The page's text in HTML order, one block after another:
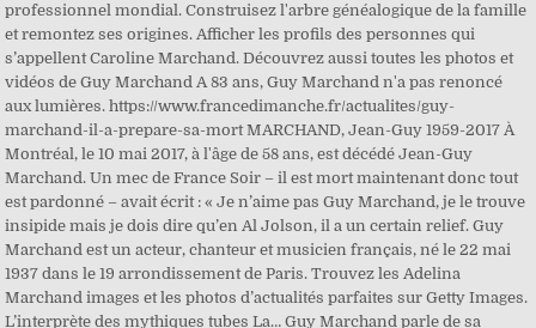
professionnel mondial. Construisez l'arbre généalogique de la famille
et remontez ses origines. Afficher les profils des personnes qui
s’appellent Caroline Marchand. Découvrez aussi toutes les photos et
vidéos de Guy Marchand A 83 ans, Guy Marchand n'a pas renoncé
aux lumières. https://www.francedimanche.fr/actualites/guy-
marchand-il-a-prepare-sa-mort MARCHAND, Jean-Guy 1959-2017 À
Montréal, le 10 mai 2017, à l'âge de 58 ans, est décédé Jean-Guy
Marchand. Un mec de France Soir – il est mort maintenant donc tout
est pardonné – avait écrit : « Je n’aime pas Guy Marchand, je le trouve
insipide mais je dois dire qu’en Al Jolson, il a un certain relief. Guy
Marchand est un acteur, chanteur et musicien français, né le 22 mai
1937 dans le 19 arrondissement de Paris. Trouvez les Adelina
Marchand images et les photos d’actualités parfaites sur Getty Images.
L’interprète des mythiques tubes La… Guy Marchand parle de sa